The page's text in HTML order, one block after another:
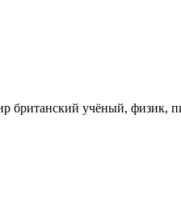
британский учёный, физик,